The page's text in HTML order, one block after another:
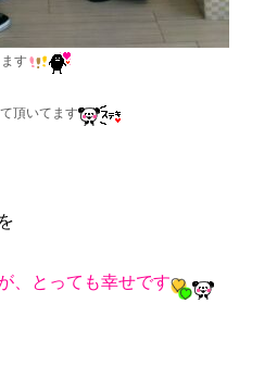
す
頂いてます
、とっても幸せです